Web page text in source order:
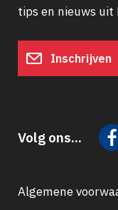
tips en nieuws uit
Inschrijven
Volg ons...
Algemene